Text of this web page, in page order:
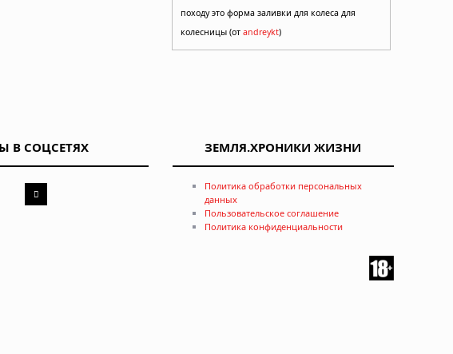
походу это форма заливки для колеса для
колесницы (от andreykt)
В СОЦСЕТЯХ ЗЕМЛЯ.ХРОНИКИ ЖИЗНИ
Политика обработки персональных
данных
Пользовательское соглашение
Политика конфиденциальности